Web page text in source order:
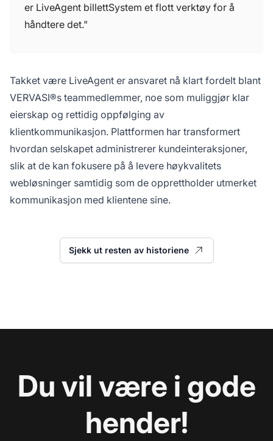
er LiveAgent billettSystem et flott verktøy for å
håndtere det."
Takket være LiveAgent er ansvaret nå klart fordelt blant
VERVASI®s teammedlemmer, noe som muliggjør klar
eierskap og rettidig oppfølging av
klientkommunikasjon. Plattformen har transformert
hvordan selskapet administrerer kundeinteraksjoner,
slik at de kan fokusere på å levere høykvalitets
webløsninger samtidig som de opprettholder utmerket
kommunikasjon med klientene sine.
Sjekk ut resten av historiene
Du vil være i gode
hender!